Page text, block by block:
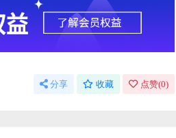
分享 收藏 点赞(0)